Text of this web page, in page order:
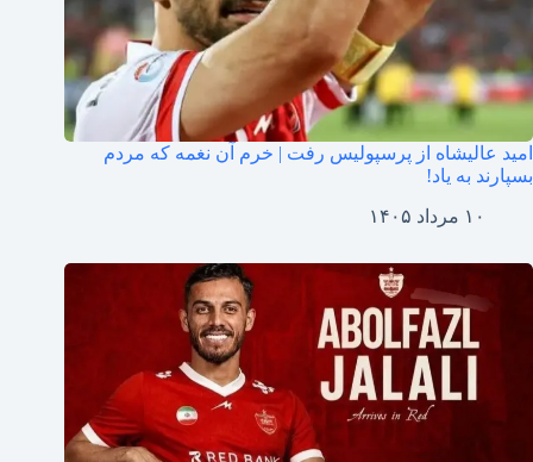
امید عالیشاه از پرسپولیس رفت | خرم آن نغمه که مردم
بسپارند به یاد!
۱۰ مرداد ۱۴۰۵